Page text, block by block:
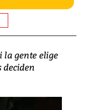
la gente elige
deciden